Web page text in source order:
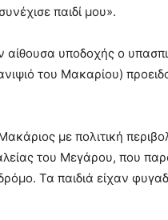
παιδί μου».
αίθουσα υποδοχής ο
του Μακαρίου)
με πολιτική
του Μεγάρου, που
Τα παιδιά είχαν